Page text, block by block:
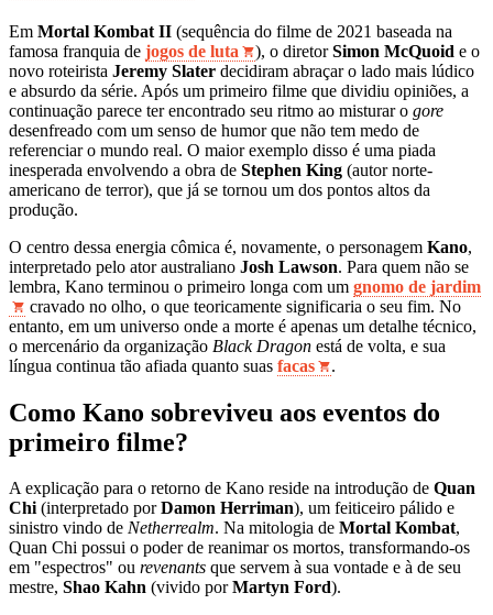
Em Mortal Kombat II (sequência do filme de 2021 baseada na
famosa franquia de jogos de luta ), o diretorSimon McQuoid e o
novo roteirista Jeremy Slater decidiram abraçar o lado mais lúdico
e absurdo da série. Após um primeiro filme que dividiu opiniões, a
continuação parece ter encontrado seu ritmo ao misturar o gore
desenfreado com um senso de humor que não tem medo de
referenciar o mundo real. O maior exemplo disso é uma piada
inesperada envolvendo a obra de Stephen King (autor norte-
americano de terror), que já se tornou um dos pontos altos da
produção.
O centro dessa energia cômica é, novamente, o personagem Kano,
interpretado pelo ator australiano Josh Lawson. Para quem não se
lembra, Kano terminou o primeiro longa com um gnomo de jardim
cravado no olho, o que teoricamente significaria o seu fim. No
entanto, em um universo onde a morte é apenas um detalhe técnico,
o mercenário da organização Black Dragon está de volta, e sua
língua continua tão afiada quanto suas facas .
Como Kano sobreviveu aos eventos do
primeiro filme?
A explicação para o retorno de Kano reside na introdução de Quan
Chi(interpretado porDamon Herriman), um feiticeiro pálido e
sinistro vindo de Netherrealm. Na mitologia de Mortal Kombat,
Quan Chi possui o poder de reanimar os mortos, transformando-os
em "espectros" ou revenants que servem à sua vontade e à de seu
mestre, Shao Kahn (vivido porMartyn Ford).